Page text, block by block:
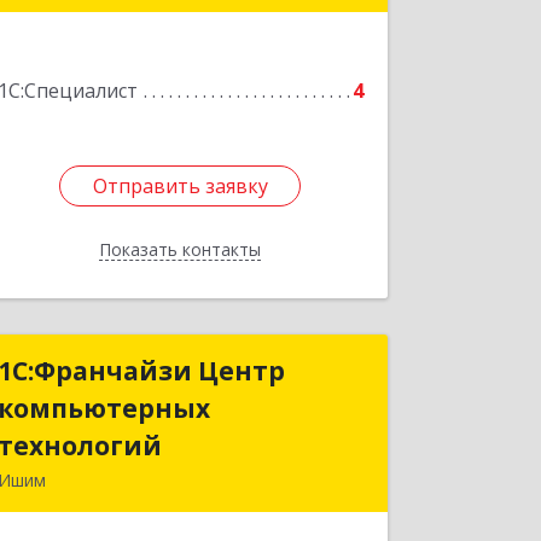
1С:Специалист 4
Отправить заявку
Показать контакты
Отправить заявку
Назад
1С:Франчайзи Центр
компьютерных
технологий
Ишим
1С:Франчайзи Центр
компьютерных